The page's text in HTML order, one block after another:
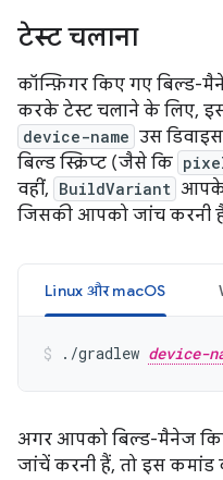
टेस्ट चलाना
कॉन्फ़िगर किए गए बिल्ड-
करके टेस्ट चलाने के लिए, इस
device-name उस
बिल्ड स्क्रिप्ट (जैसे कि
वहीं, BuildVariant आपके
जिसकी आपको जांच करनी
Linux और macOS
./gradlew device-
अगर आपको बिल्ड-मैनेज
जांचें करनी हैं, तो इस कमांड